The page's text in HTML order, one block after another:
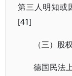
第三人明知或
[41]
（三）股
德国民法